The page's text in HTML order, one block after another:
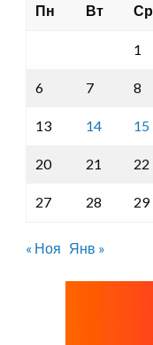
Пн Вт Ср
1
6 7 8
13 14 15
20 21 22
27 28 29
« Ноя Янв »